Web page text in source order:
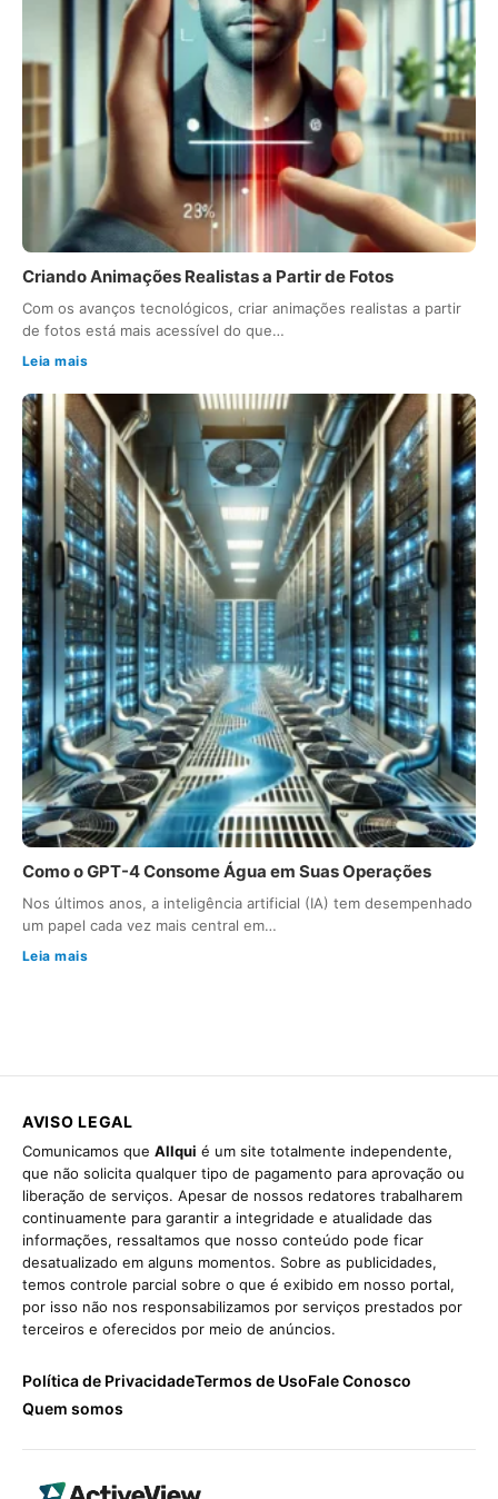
Criando Animações Realistas a Partir de Fotos
Com os avanços tecnológicos, criar animações realistas a partir
de fotos está mais acessível do que…
Leia mais
Como o GPT-4 Consome Água em Suas Operações
Nos últimos anos, a inteligência artificial (IA) tem desempenhado
um papel cada vez mais central em…
Leia mais
AVISO LEGAL
Comunicamos que Allqui é um site totalmente independente,
que não solicita qualquer tipo de pagamento para aprovação ou
liberação de serviços. Apesar de nossos redatores trabalharem
continuamente para garantir a integridade e atualidade das
informações, ressaltamos que nosso conteúdo pode ficar
desatualizado em alguns momentos. Sobre as publicidades,
temos controle parcial sobre o que é exibido em nosso portal,
por isso não nos responsabilizamos por serviços prestados por
terceiros e oferecidos por meio de anúncios.
Política de PrivacidadeTermos de UsoFale Conosco
Quem somos